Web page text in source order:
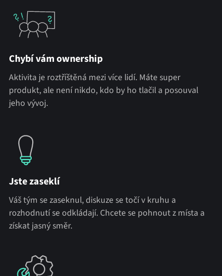
Chybí vám ownership
Aktivita je roztříštěná mezi více lidí. Máte super
produkt, ale není nikdo, kdo by ho tlačil a posouval
jeho vývoj.
Jste zaseklí
Váš tým se zaseknul, diskuze se točí v kruhu a
rozhodnutí se odkládají. Chcete se pohnout z místa a
získat jasný směr.